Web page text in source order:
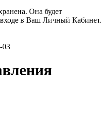
Она будет
в Ваш Личный Кабинет.